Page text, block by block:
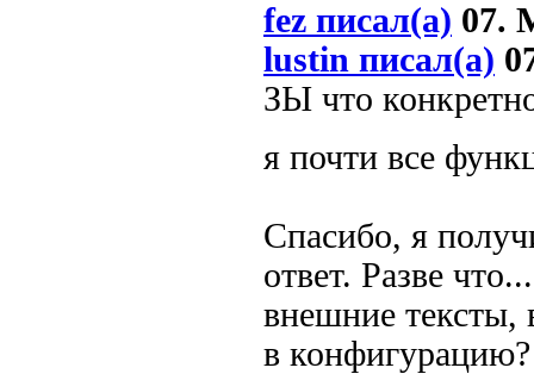
fez писал(а) 07.
lustin писал(а)
ЗЫ что
я почти все
Спасибо, я
ответ. Разве
внешние тексты,
в